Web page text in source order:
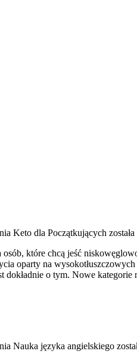
Keto dla Początkujących
które chcą jeść
oparty na
dokładnie o tym. Nowe
Nauka języka angielskiego